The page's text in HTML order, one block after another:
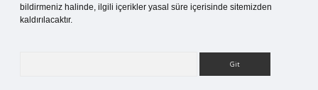
bildirmeniz halinde, ilgili içerikler yasal süre içerisinde sitemizden
kaldırılacaktır.